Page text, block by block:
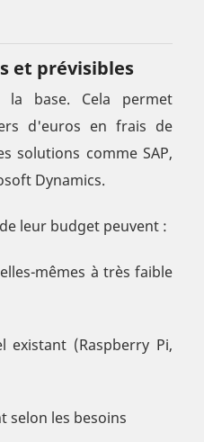
et prévisibles
base. Cela permet
d'euros en frais de
solutions comme SAP,
Dynamics.
leur budget peuvent :
mêmes à très faible
existant (Raspberry Pi,
selon les besoins